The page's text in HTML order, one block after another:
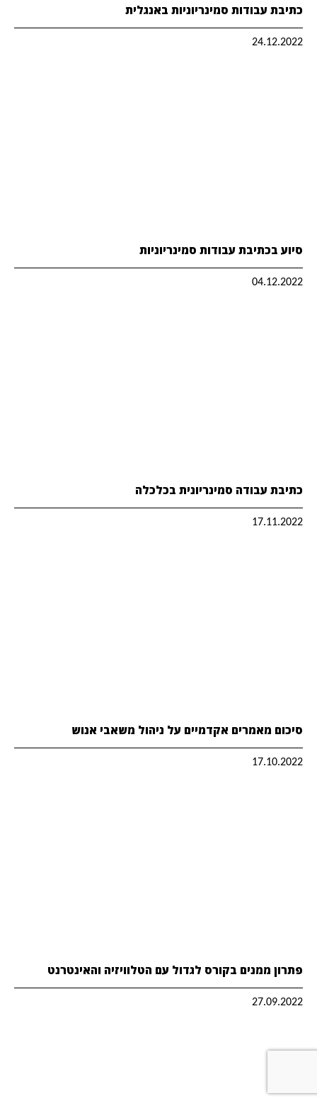
כתיבת עבודות סמינריוניות באנגלית
24.12.2022
סיוע בכתיבת עבודות סמינריוניות
04.12.2022
כתיבת עבודה סמינריונית בכלכלה
17.11.2022
סיכום מאמרים אקדמיים על ניהול משאבי אנוש
17.10.2022
פתרון ממנים בקורס לגדול עם הטלוויזיה והאינטרנט
27.09.2022